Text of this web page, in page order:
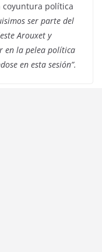
coyuntura política
ser parte del
Arouxet y
en la pelea política
en esta sesión”.